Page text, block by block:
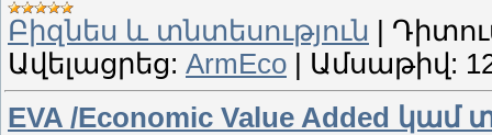
Բիզնես և տնտեսություն
Ավելացրեց: ArmEco Ամսաթիվ:
EVA /Economic Value Added